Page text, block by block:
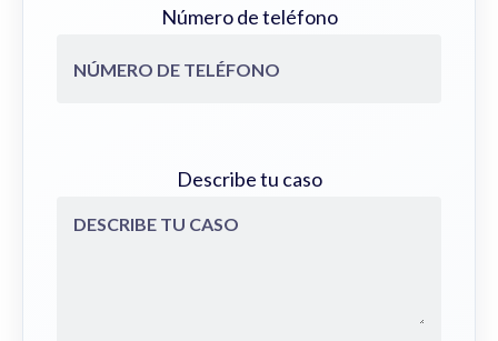
Número de teléfono
Describe tu caso